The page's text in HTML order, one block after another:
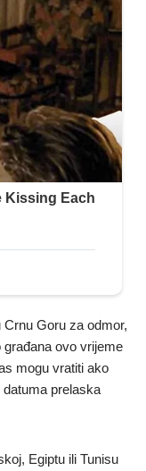
Goru za odmor,
ovo vrijeme
mogu vratiti ako
prelaska
Egiptu ili Tunisu